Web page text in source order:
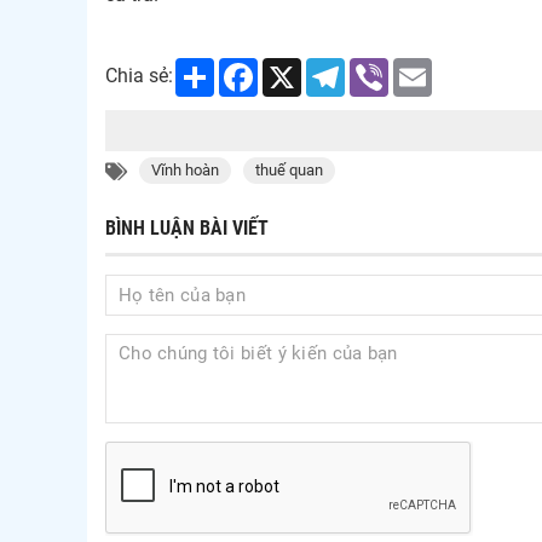
Chia sẻ: Share Facebook
X Telegram
Viber
Vĩnh hoàn thuế quan
BÌNH LUẬN BÀI VIẾT